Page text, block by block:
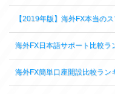
【2019年版】海外FX本当の
海外FX日本語サポート比較ラ
海外FX簡単口座開設比較ラン